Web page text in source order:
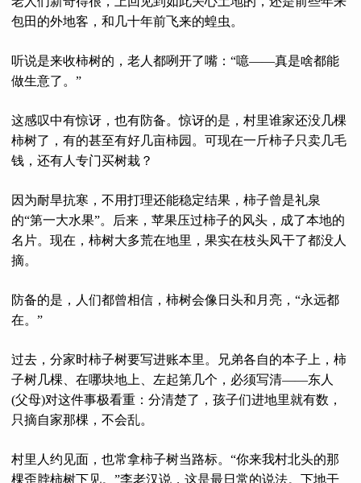
包田的外地客，和几十年前飞来的蝗虫。
听说是来收柿树的，老人都咧开了嘴：“噫——真是啥都能
做生意了。”
这感叹中有惊讶，也有防备。惊讶的是，村里谁家还没几棵
柿树了，有的甚至有好几亩柿园。可现在一斤柿子只卖几毛
钱，还有人专门买树栽？
因为耐旱抗寒，不用打理还能稳定结果，柿子曾是礼泉
的“第一大水果”。后来，苹果压过柿子的风头，成了本地的
名片。现在，柿树大多荒在地里，果实在枝头风干了都没人
摘。
防备的是，人们都曾相信，柿树会像日头和月亮，“永远都
在。”
过去，分家时柿子树要写进账本里。兄弟各自的本子上，柿
子树几棵、在哪块地上、左起第几个，必须写清——东人
(父母)对这件事极看重：分清楚了，孩子们进地里就有数，
只摘自家那棵，不会乱。
村里人约见面，也常拿柿子树当路标。“你来我村北头的那
棵歪脖柿树下见。”李老汉说，这是最日常的说法。下地干